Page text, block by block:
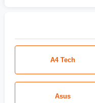
A4 Tech
Asus